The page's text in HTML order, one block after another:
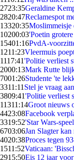
2723:35Geraldine
2820:47Reclamespot
13320:35Moslimmeisje
10200:03'Poetin
15401:16PvdA-
1211:23Vleermuis
1117:41'Politie verliest
2000:13Mark Rutte
7001:26Studente 'te
3311:11 Stel je vraag
3809:41'Politie verliest
11311:14Groot nieuws
4423:08Facebook
3319:52'Star Wars-
6703:06Jan Slagter
4020:38Proces tegen
1511:52Vaticaan:
2915:50Eis 12 jaar